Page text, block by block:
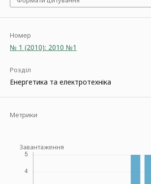
Номер
№ 1 (2010): 2010 №1
Розділ
Енергетика та електротехніка
Метрики
Завантаження